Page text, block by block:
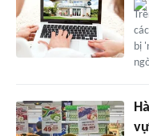
bị